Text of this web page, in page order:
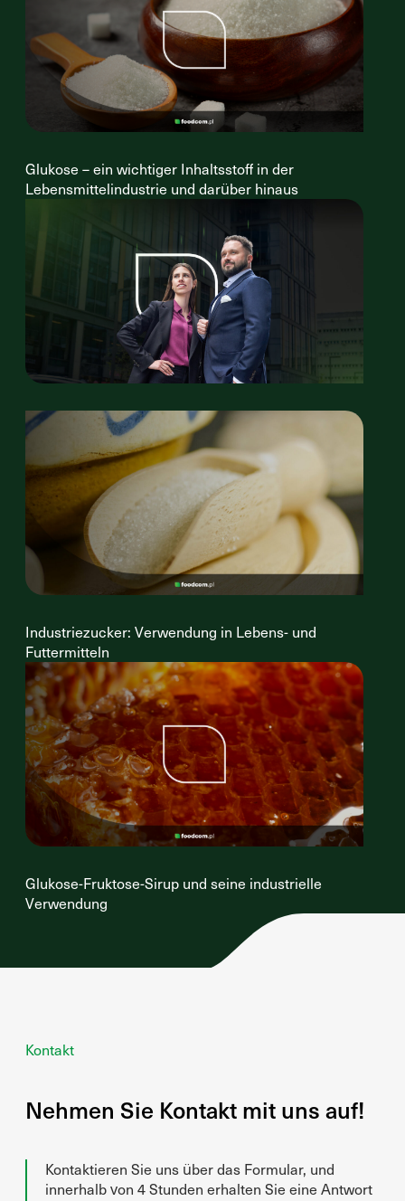
Glukose – ein wichtiger Inhaltsstoff in der
Lebensmittelindustrie und darüber hinaus
Industriezucker: Verwendung in Lebens- und
Futtermitteln
Glukose-Fruktose-Sirup und seine industrielle
Verwendung
Kontakt
Nehmen Sie Kontakt mit uns auf!
Kontaktieren Sie uns über das Formular, und
innerhalb von 4 Stunden erhalten Sie eine Antwort